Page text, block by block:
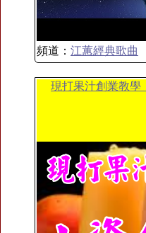
頻道： 江蕙經典歌曲
現打果汁創業教學